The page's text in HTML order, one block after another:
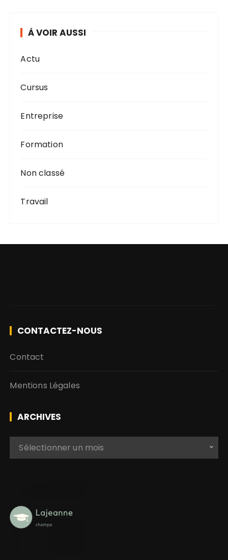
À VOIR AUSSI
Actu
Cursus
Entreprise
Formation
Non classé
Travail
CONTACTEZ-NOUS
Contact
Mentions Légales
ARCHIVES
v
e
Sélectionner un mois